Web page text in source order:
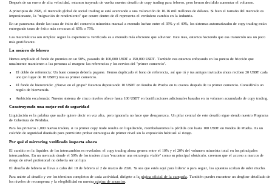
Después de un enero de alta velocidad, estamos trayendo de vuelta nuestro desafío de copy trading para febrero, pero hemos decidido aumentar el volumen.
A principios de 2026, el mercado global de social trading se está acercando a una valoración de 10.16 mil millones de dólares. Si bien el tamaño del mercado es
impresionante, la "migración de rendimiento" que ocurre dentro de él representa el verdadero cambio en la industria.
En un panorama donde las tasas de éxito del comercio minorista manual a menudo luchan entre el 35% y el 40%, los sistemas automatizados de copy trading están
entregando tasas de éxito más cercanas al 65% o 75%.
Las matemáticas son simples: seguir la experiencia verificada es a menudo más eficiente que adivinar. Este mes, estamos haciendo que esa transición sea un poco
más gratificante.
La mejora de febrero
Hemos ampliado el fondo de premios en un 50%, pasando de 100,000 USDT a 150,000 USDT. También nos estamos enfocando en los puntos de fricción que
usualmente mantienen a las personas al margen: las referencias y los nervios del "primer comercio".
El doble de referencia: Un buen consejo debería pagarse. Hemos duplicado el bono de referencia, así que tú y tus amigos invitados ahora reciben 20 USDT cada
uno (en lugar de 10 USDT) tras su primer comercio.
El fondo de bienvenida: ¿Nuevo en el grupo? Estamos depositando 10 USDT en Fondos de Prueba en tu cuenta después de tu primer comercio. Considéralo un
regalo de bienvenida.
Ambición escalonada: Nuestro sistema de cinco niveles ofrece hasta 100 USDT en bonificaciones adicionales basadas en tu volumen acumulado de copy trading.
Construyendo una mejor red de seguridad
Liquidación es la palabra que nadie quiere decir en voz alta, pero ignorarla no hace que desaparezca. Un pilar central de este desafío sigue siendo nuestro Programa
de Cobertura de Pérdidas.
Para los primeros 1,000 nuevos traders, si tu primer copy trade resulta en liquidación, reembolsaremos la pérdida con hasta 100 USDT en Fondos de Prueba. Es un
colchón de seguridad diseñado para permitirte probar estrategias de primer nivel sin la exposición habitual al riesgo.
Por qué el mirroring verificado importa ahora
El cambio en la liquidez de los intercambios es revelador: el copy trading ahora genera entre el 10% y el 20% del volumen minorista total en los principales
intercambios. En un mercado donde el 50% de los traders citan "encontrar una estrategia viable" como su principal obstáculo, creemos que el acceso a marcos de
riesgo de nivel profesional no debería ser un lujo.
El desafío de febrero se lleva a cabo del 10 de febrero al 2 de marzo de 2026. Ya sea que estés aquí para liderar o para seguir, las apuestas acaban de subir mucho.
Para unirte al desafío y ver los términos completos de cada actividad, dirígete a lapágina oficial de la campaña. También puedes encontrar un desglose detallado de
los niveles de recompensa y la elegibilidad en nuestrapágina de anuncios.